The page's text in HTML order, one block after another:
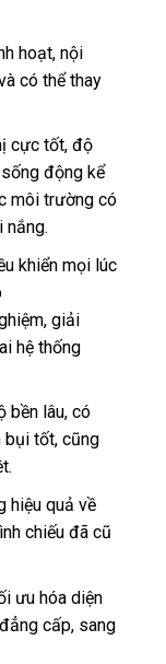
hoạt, nội
có thể thay
cực tốt, độ
động kể
môi trường có
nắng.
khiển mọi lúc
giải
hệ thống
bền lâu, có
bụi tốt, cũng
hiệu quả về
chiếu đã cũ
ưu hóa diện
cấp, sang